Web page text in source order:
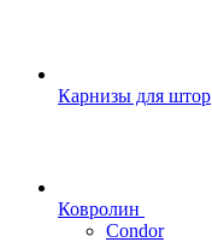
Карнизы для штор
Ковролин
Condor